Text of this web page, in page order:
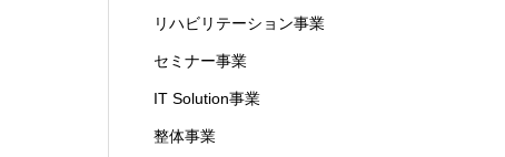
リハビリテーション事業
セミナー事業
IT Solution事業
整体事業